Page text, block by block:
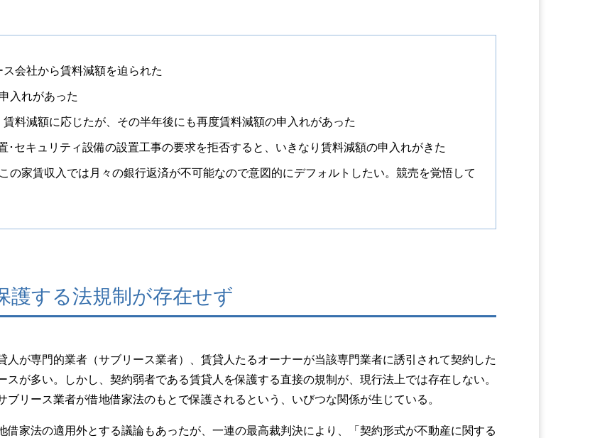
会社から賃料減額を迫られた
入れがあった
料減額に応じたが、その半年後にも再度賃料減額の申入れがあった
･セキュリティ設備の設置工事の要求を拒否すると、いきなり賃料減額の申入れがきた
の家賃収入では月々の銀行返済が不可能なので意図的にデフォルトしたい。競売を覚悟して
護する法規制が存在せず
が専門的業者（サブリース業者）、賃貸人たるオーナーが当該専門業者に誘引されて契約した
が多い。しかし、契約弱者である賃貸人を保護する直接の規制が、現行法上では存在しない。
リース業者が借地借家法のもとで保護されるという、いびつな関係が生じている。
家法の適用外とする議論もあったが、一連の最高裁判決により、「契約形式が不動産に関する